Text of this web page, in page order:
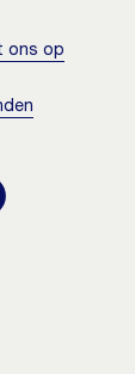
ons op